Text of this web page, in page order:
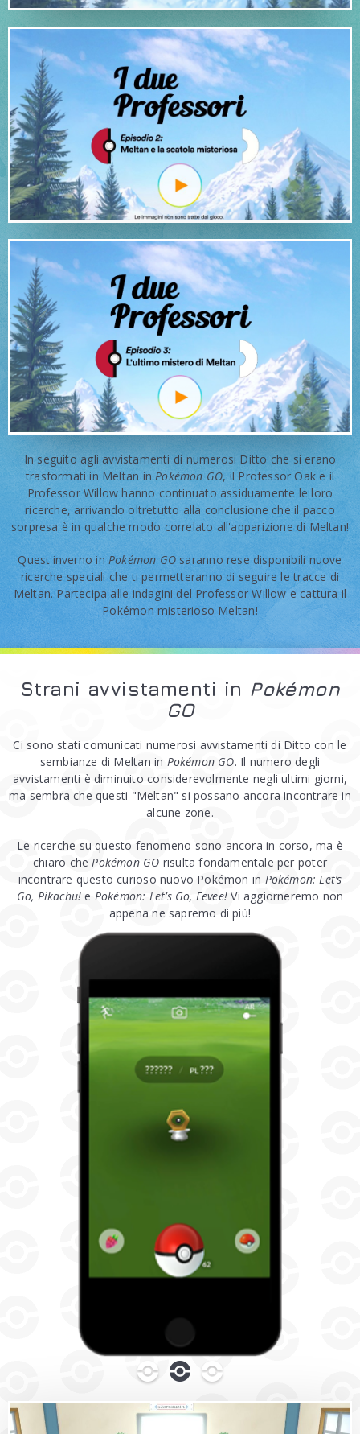
In seguito agli avvistamenti di numerosi Ditto che si erano
trasformati in Meltan inPokémon GO, il Professor Oak e il
Professor Willow hanno continuato assiduamente le loro
ricerche, arrivando oltretutto alla conclusione che il pacco
sorpresa è in qualche modo correlato all'apparizione di Meltan!
Quest'inverno inPokémon GO saranno rese disponibili nuove
ricerche speciali che ti permetteranno di seguire le tracce di
Meltan. Partecipa alle indagini del Professor Willow e cattura il
Pokémon misterioso Meltan!
Strani avvistamenti in Pokémon
GO
Ci sono stati comunicati numerosi avvistamenti di Ditto con le
sembianze di Meltan in Pokémon GO. Il numero degli
avvistamenti è diminuito considerevolmente negli ultimi giorni,
ma sembra che questi "Meltan" si possano ancora incontrare in
alcune zone.
Le ricerche su questo fenomeno sono ancora in corso, ma è
chiaro chePokémon GO risulta fondamentale per poter
incontrare questo curioso nuovo Pokémon in Pokémon: Let’s
Go, Pikachu! e Pokémon: Let’s Go, Eevee! Vi aggiorneremo non
appena ne sapremo di più!
0 1 2